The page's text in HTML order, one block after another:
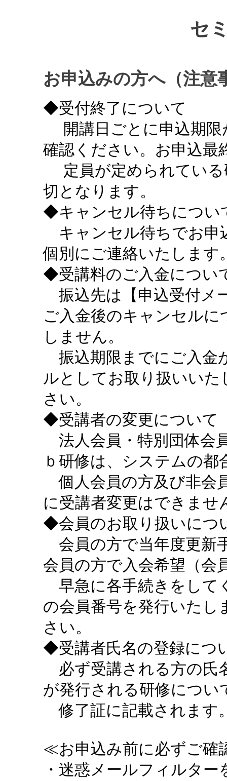
セ
お申込みの方へ（注意
◆受付終了について
開講日ごとに申込期限
確認ください。お申込最
定員が定められている
切となります。
◆キャンセル待ちについ
キャンセル待ちでお申
個別にご連絡いたします
◆受講料のご入金につい
振込先は【申込受付メ
ご入金後のキャンセル
しません。
振込期限までにご入金
ルとしてお取り扱いい
さい。
◆受講者の変更について
法人会員・特別団体会
ｂ研修は、システムの
個人会員の方及び非会
に受講者変更はできませ
◆会員のお取り扱いにつ
会員の方で当年度更新
会員の方で入会希望（会
早急に各手続きをして
の会員番号を発行いたし
さい。
◆受講者氏名の登録につ
必ず受講される方の氏
が発行される研修につい
修了証に記載されます
≪お申込み前に必ずご確
・迷惑メールフィルタ